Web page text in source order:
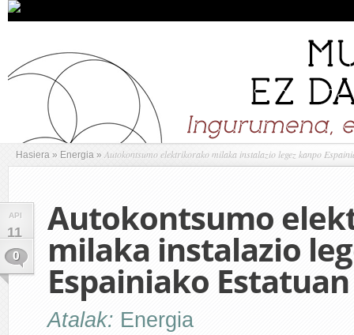
Hasiera » Energia » Autokontsumo elektrikorako milaka instalazio legez kanpo
API
11
0
Autokontsumo
milaka instalazio
Espainiako Estatuan
Atalak: Energia